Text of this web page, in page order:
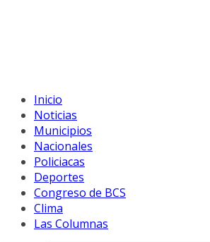
Inicio
Noticias
Municipios
Nacionales
Policiacas
Deportes
Congreso de BCS
Clima
Las Columnas